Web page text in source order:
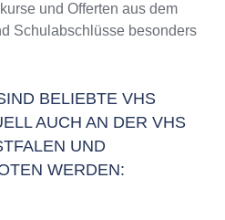
und Offerten aus dem
Schulabschlüsse besonders
BELIEBTE VHS
AUCH AN DER VHS
UND
WERDEN: